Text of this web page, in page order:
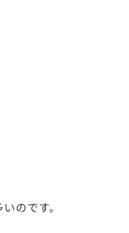
のです。